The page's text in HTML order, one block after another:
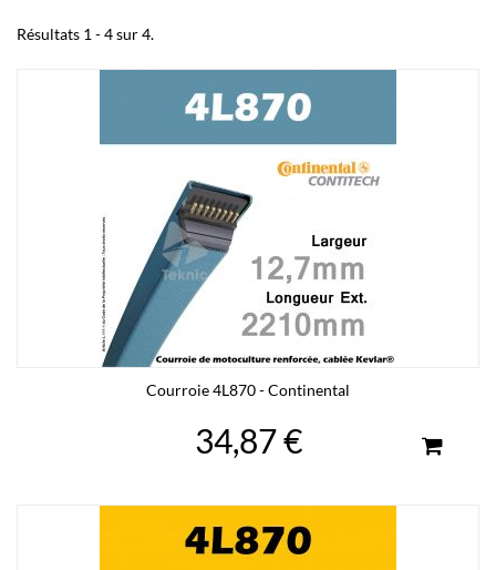
Résultats 1 - 4 sur 4.
Courroie 4L870 - Continental
34,87 €